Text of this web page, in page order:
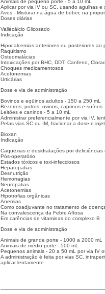
Animais de pequeno porte - 5 a 10 mL
Aplicar por via IV ou SC, usando agulhas e
Aves - Misturar na água de beber, na
Doses diárias
Vallécálcio Glicosado
Indicação
Hipocalcemias anteriores ou posteriores ao
Raquitismo
Osteomalácias
Intoxicações por BHC, DDT, Canfeno,
Choques medicamentosos
Acetonemias
Urticárias
Dose e via de administração
Bovinos e eqüinos adultos - 150 a 250 mL
Bezerros, potros, ovinos, caprinos e suínos
Leitões e caninos - 5 a 10 mL
Administrar preferencialmente por via IV,
Pelas vias SC ou IM, fracionar a dose e
Bioxan
Indicação
Caquexias e desidratações por deficiências
Pós-operatório
Estados tóxicos e toxi-infecciosos
Hepatopatias
Desnutrição
Hemorragias
Neuropatias
Acetonemias
Hipotrofias orgânicas
Anemias
Como coadjuvante no tratamento de
Na convalescença da Febre Aftosa
Em carências de vitaminas do complexo B
Dose e via de administração
Animais de grande porte - 1000 a 2000 mL
Animais de médio porte - 500 mL
Pequenos animais - 20 a 50 mL por via IV
A administração é feita por vias SC,
aplicar lentamente